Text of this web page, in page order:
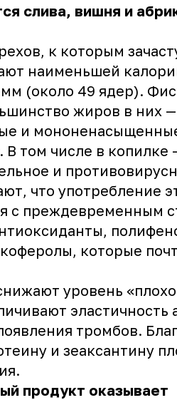
слива, вишня и
к которым
наименьшей
(около 49 ядер).
жиров в них —
и
В том числе в копилке
и
что употребление
с преждевременным
которые
уровень
эластичность
тромбов.
и зеаксантину
продукт оказывает